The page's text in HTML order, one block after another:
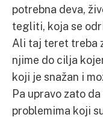
potrebna deva,
tegliti, koja se
Ali taj teret treba
njime do cilja
koji je snažan i
Pa upravo zato
problemima koji